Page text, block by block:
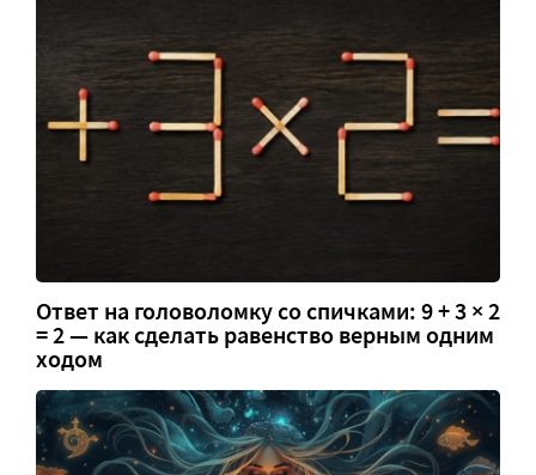
Ответ на головоломку со спичками: 9 + 3 × 2
= 2 — как сделать равенство верным одним
ходом